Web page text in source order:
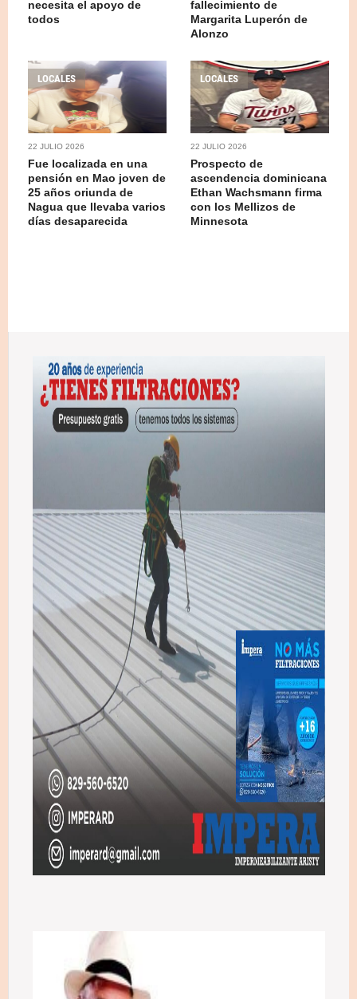
necesita el apoyo de
todos
fallecimiento de
Margarita Luperón de
Alonzo
LOCALES
22 JULIO 2026
Fue localizada en una
pensión en Mao joven de
25 años oriunda de
Nagua que llevaba varios
días desaparecida
LOCALES
22 JULIO 2026
Prospecto de
ascendencia dominicana
Ethan Wachsmann firma
con los Mellizos de
Minnesota